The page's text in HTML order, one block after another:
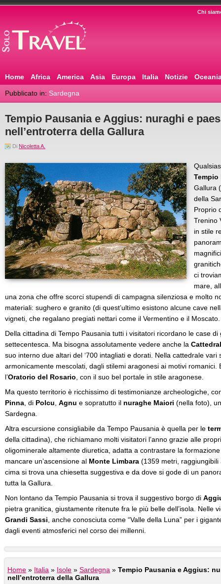
Chi
Home Africa America Asia Europa Italia Notizie
Pubblicato in: Sardegna
Tempio Pausania e Aggius: nuraghi e
nell’entroterra della Gallura
Di Nicoletta A.
Tempio
Gallura
della
Proprio
Trenino
in stile
ci
mare,
una zona che offre scorci stupendi di campagna silenziosa e molto
materiali: sughero e granito (di quest’ultimo esistono alcune cave
vigneti, che regalano pregiati nettari come il Vermentino e il Moscato.
Della cittadina di Tempo Pausania tutti i visitatori ricordano le case
settecentesca. Ma bisogna assolutamente vedere anche la
suo interno due altari del ‘700 intagliati e dorati. Nella cattedrale vari
armonicamente mescolati, dagli stilemi aragonesi ai motivi romanici.
l’Oratorio del Rosario , con il suo bel portale in stile aragonese.
Ma questo territorio è ricchissimo di testimonianze archeologiche,
Pinna , di Polcu Agnu e sopratutto il nuraghe Maiori (nella foto),
Sardegna.
Altra escursione consigliabile da Tempo Pausania è quella per le
della cittadina), che richiamano molti visitatori l’anno grazie alle
oligominerale altamente diuretica, adatta a contrastare la
mancare un’ascensione al Monte Limbara (1359 metri,
cima si trova una chiesetta suggestiva e da dove si gode di un
tutta la Gallura.
Non lontano da Tempio Pausania si trova il suggestivo borgo di
pietra granitica, giustamente ritenute fra le più belle dell’isola. Nelle
Grandi Sassi , anche conosciuta come “Valle della Luna” per i
dagli eventi atmosferici nel corso dei millenni.
Home » Italia » Isole » Sardegna » Tempio Pausania e Aggius:
nell’entroterra della Gallura